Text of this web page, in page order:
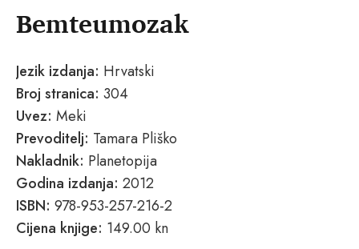
Bemteumozak
Jezik izdanja: Hrvatski
Broj stranica: 304
Uvez: Meki
Prevoditelj: Tamara Pliško
Nakladnik: Planetopija
Godina izdanja: 2012
ISBN: 978-953-257-216-2
Cijena knjige: 149.00 kn